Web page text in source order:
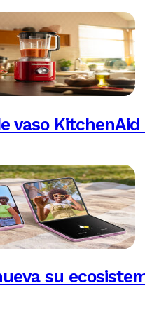
vaso
su